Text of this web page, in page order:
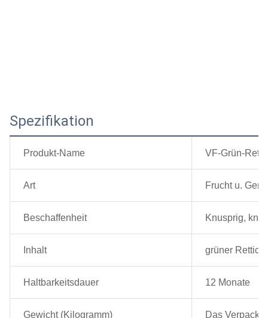
Spezifikation
Produkt-Name VF-Grün-
Art Frucht u.
Beschaffenheit Knusprig,
Inhalt grüner
Haltbarkeitsdauer 12 Monate
Gewicht (Kilogramm) Das